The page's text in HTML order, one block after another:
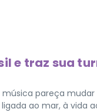
traz sua
pareça
ao mar, à vida